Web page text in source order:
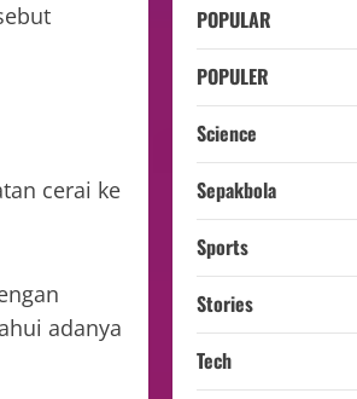
cerai ke
adanya
POPULAR
POPULER
Science
Sepakbola
Sports
Stories
Tech